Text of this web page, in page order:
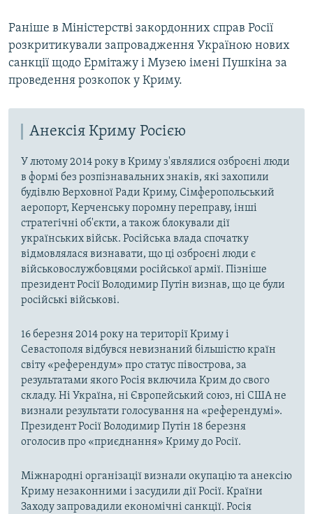
Раніше в Міністерстві закордонних справ Росії
розкритикували запровадження Україною нових
санкції щодо Ермітажу і Музею імені Пушкіна за
проведення розкопок у Криму.
Анексія Криму Росією
У лютому 2014 року в Криму з'являлися озброєні люди
в формі без розпізнавальних знаків, які захопили
будівлю Верховної Ради Криму, Сімферопольський
аеропорт, Керченську поромну переправу, інші
стратегічні об'єкти, а також блокували дії
українських військ. Російська влада спочатку
відмовлялася визнавати, що ці озброєні люди є
військовослужбовцями російської армії. Пізніше
президент Росії Володимир Путін визнав, що це були
російські військові.
16 березня 2014 року на території Криму і
Севастополя відбувся невизнаний більшістю країн
світу «референдум» про статус півострова, за
результатами якого Росія включила Крим до свого
складу. Ні Україна, ні Європейський союз, ні США не
визнали результати голосування на «референдумі».
Президент Росії Володимир Путін 18 березня
оголосив про «приєднання» Криму до Росії.
Міжнародні організації визнали окупацію та анексію
Криму незаконними і засудили дії Росії. Країни
Заходу запровадили економічні санкції. Росія